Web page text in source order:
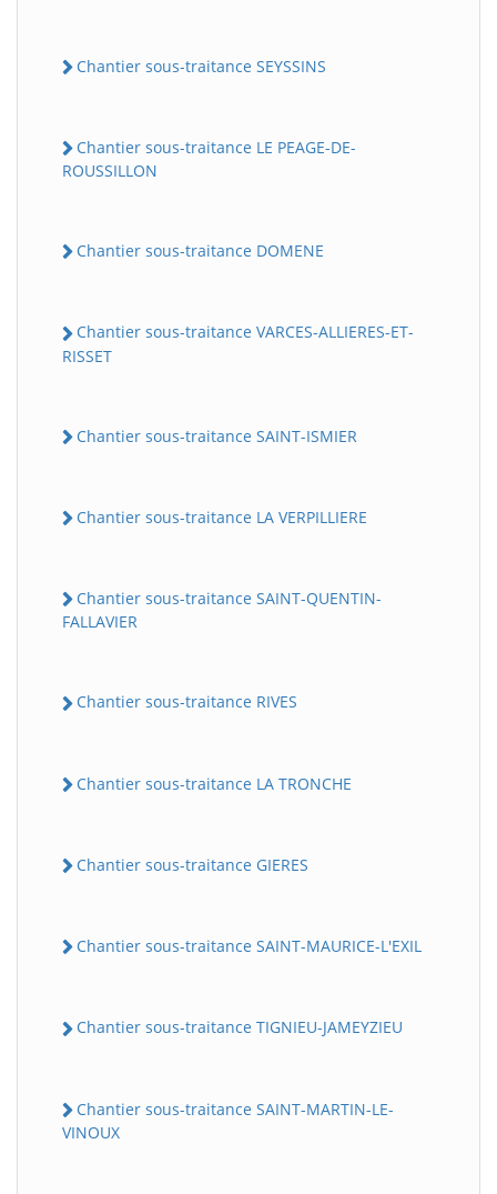
Chantier sous-traitance SEYSSINS
Chantier sous-traitance LE PEAGE-DE-
ROUSSILLON
Chantier sous-traitance DOMENE
Chantier sous-traitance VARCES-ALLIERES-ET-
RISSET
Chantier sous-traitance SAINT-ISMIER
Chantier sous-traitance LA VERPILLIERE
Chantier sous-traitance SAINT-QUENTIN-
FALLAVIER
Chantier sous-traitance RIVES
Chantier sous-traitance LA TRONCHE
Chantier sous-traitance GIERES
Chantier sous-traitance SAINT-MAURICE-L'EXIL
Chantier sous-traitance TIGNIEU-JAMEYZIEU
Chantier sous-traitance SAINT-MARTIN-LE-
VINOUX